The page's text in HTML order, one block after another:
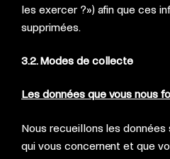
les exercer ?») afin que ces
supprimées.
3.2. Modes de collecte
Les données que vous nous
Nous recueillons les
qui vous concernent et que